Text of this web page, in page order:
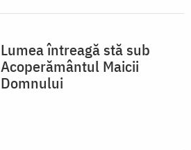
Lumea întreagă stă sub
Acoperământul Maicii
Domnului